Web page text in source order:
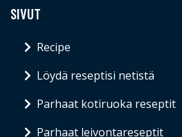
SIVUT
Recipe
Löydä reseptisi netistä
Parhaat kotiruoka reseptit
Parhaat leivontareseptit